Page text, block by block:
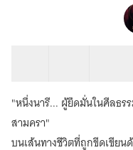
"หนึ่งนารี... ผู้ยึดมั่นในศีลธร
สามครา"
บนเส้นทางชีวิตที่ถูกขีดเขีย